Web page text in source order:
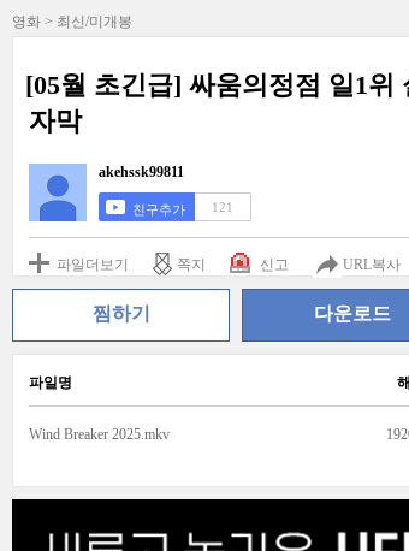
영화 > 최신/미개봉
[05월 초긴급] 싸움의정점 일1위
자막
akehssk99811
친구추가 121
파일더보기 쪽지 신고 URL복사
찜하기 다운로드
파일명
Wind Breaker 2025.mkv